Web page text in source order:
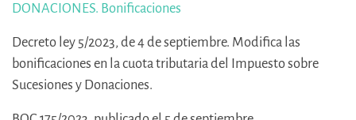
DONACIONES. Bonificaciones
Decreto ley 5/2023, de 4 de septiembre. Modifica las
bonificaciones en la cuota tributaria del Impuesto sobre
Sucesiones y Donaciones.